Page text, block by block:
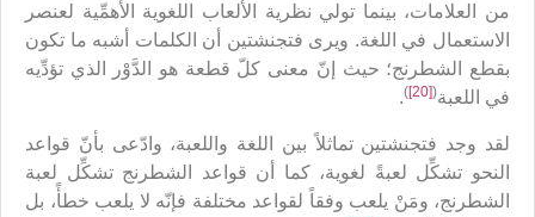
من العلامات، بينما تولي نظرية الألعاب اللغوية الأهمِّية لعنصر
الاستعمال في اللغة. ويرى فتجنشتين أن الكلمات أشبه ما تكون
بقطع الشطرنج؛ حيث إنّ معنى كلّ قطعة هو الدَّوْر الذي تؤدِّيه
في اللعبة(
[20]
)
.
لقد وجد فتجنشتين تماثلاً بين اللغة واللعبة، وادّعى بأنّ قواعد
النحو تشكِّل لعبةً لغوية، كما أن قواعد الشطرنج تشكِّل لعبة
الشطرنج، ومَنْ يلعب وفقاً لقواعد مختلفة فإنّه لا يلعب خطأً، بل